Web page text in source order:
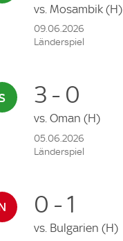
vs. Mosambik (H)
09.06.2026
Länderspiel
3 - 0
vs. Oman (H)
05.06.2026
Länderspiel
0 - 1
vs. Bulgarien (H)